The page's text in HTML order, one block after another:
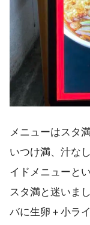
メニューはスタ
いつけ満、汁な
イドメニューと
スタ満と迷いま
バに生卵＋小ラ